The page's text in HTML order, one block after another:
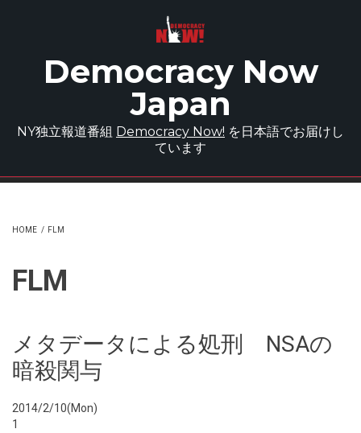
Democracy Now
Japan
NY独立報道番組 Democracy Now! を日本語でお届けし
ています
HOME / FLM
FLM
メタデータによる処刑 NSAの
暗殺関与
2014/2/10(Mon)
1